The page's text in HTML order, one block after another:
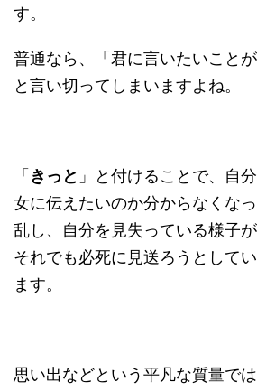
す。
普通なら、「君に言いたいこと
と言い切ってしまいますよね。
「 きっと 」と付けることで、自
女に伝えたいのか分からなくな
乱し、自分を見失っている様子が
それでも必死に見送ろうとして
ます。
思い出などという平凡な質量で